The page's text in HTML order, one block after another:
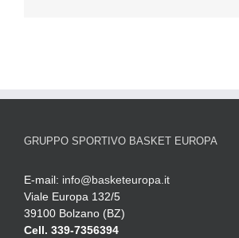
GRUPPO SPORTIVO BASKET EUROPA
E-mail: info@basketeuropa.it
Viale Europa 132/5
39100 Bolzano (BZ)
Cell. 339-7356394